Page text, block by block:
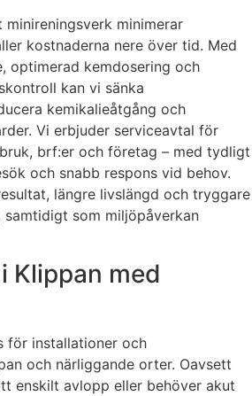
minimerar
kostnaderna nere över tid. Med
optimerad kemdosering och
kan vi sänka
kemikalieåtgång och
Vi erbjuder serviceavtal för
brf:er och företag – med tydligt
och snabb respons vid behov.
längre livslängd och tryggare
som miljöpåverkan
Klippan med
för installationer och
och närliggande orter. Oavsett
enskilt avlopp eller behöver akut